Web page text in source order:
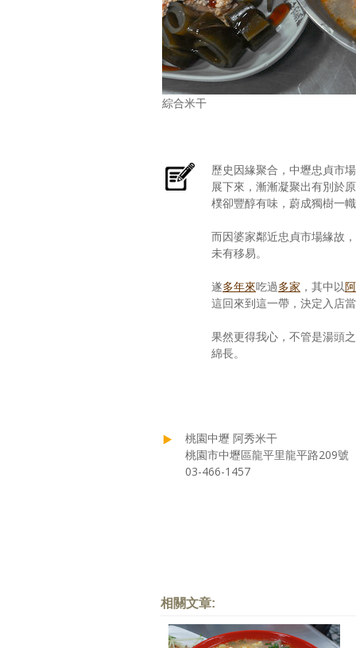
綜合米干
歷史因緣聚合，中壢忠貞市
展下來，漸漸凝聚出有別於
樸卻豐醇有味，蔚成獨樹一
而因婆家鄰近忠貞市場緣故
未有移易。
遂多年來吃過多家 ，其中以
這回來到這一帶，決定入店
果然更得我心，不管是湯頭
綿長。
桃園中壢 阿秀米干
桃園市中壢區龍平里龍平路209號
03-466-1457
相關文章: